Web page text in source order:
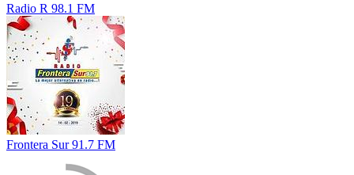
Radio R 98.1 FM
Frontera Sur 91.7 FM